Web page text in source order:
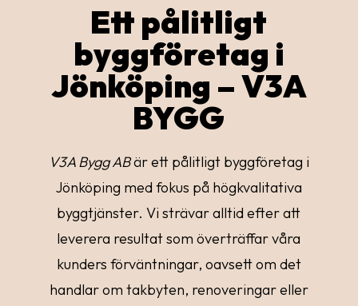
Ett pålitligt
byggföretag i
Jönköping – V3A
BYGG
V3A Bygg ABär ett pålitligt byggföretag i
Jönköping med fokus på högkvalitativa
byggtjänster. Vi strävar alltid efter att
leverera resultat som överträffar våra
kunders förväntningar, oavsett om det
handlar om takbyten, renoveringar eller